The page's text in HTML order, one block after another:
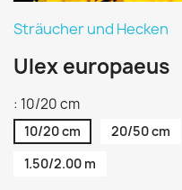
Sträucher und Hecken
Ulex europaeus
: 10/20 cm
10/20 cm 20/50 cm
1.50/2.00 m